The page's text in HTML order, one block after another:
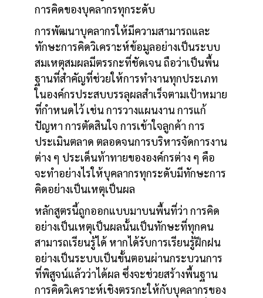
การคิดของบุคลากรทุกระดับ
การพัฒนาบุคลากรให้มีความสามารถและ
ทักษะการคิดวิเคราะห์ข้อมูลอย่างเป็นระบบ
สมเหตุสมผลมีตรรกะที่ชัดเจน ถือว่าเป็นพื้น
ฐานที่สำคัญที่ช่วยให้การทำงานทุกประเภท
ในองค์กรประสบบรรลุผลสำเร็จตามเป้าหมาย
ที่กำหนดไว้ เช่น การวางแผนงาน การแก้
ปัญหา การตัดสินใจ การเข้าใจลูกค้า การ
ประเมินตลาด ตลอดจนการบริหารจัดการงาน
ต่าง ๆ ประเด็นท้าทายขององค์กรต่าง ๆ คือ
จะทำอย่างไรให้บุคลากรทุกระดับมีทักษะการ
คิดอย่างเป็นเหตุเป็นผล
หลักสูตรนี้ถูกออกแบบมาบนพื้นที่ว่า การคิด
อย่างเป็นเหตุเป็นผลนั้นเป็นทักษะที่ทุกคน
สามารถเรียนรู้ได้ หากได้รับการเรียนรู้ฝึกฝน
อย่างเป็นระบบเป็นขั้นตอนผ่านกระบวนการ
ที่พิสูจน์แล้วว่าได้ผล ซึ่งจะช่วยสร้างพื้นฐาน
การคิดวิเคราะห์เชิงตรรกะให้กับบุคลากรของ